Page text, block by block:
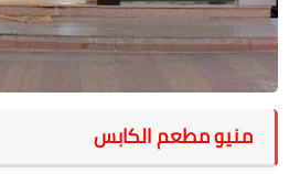
منيو مطعم الكابس